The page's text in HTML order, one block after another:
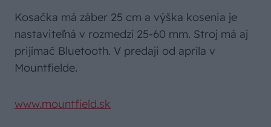
Kosačka má záber 25 cm a výška kosenia je
nastaviteľná v rozmedzí 25-60 mm. Stroj má aj
prijímač Bluetooth. V predaji od apríla v
Mountfielde.
www.mountfield.sk